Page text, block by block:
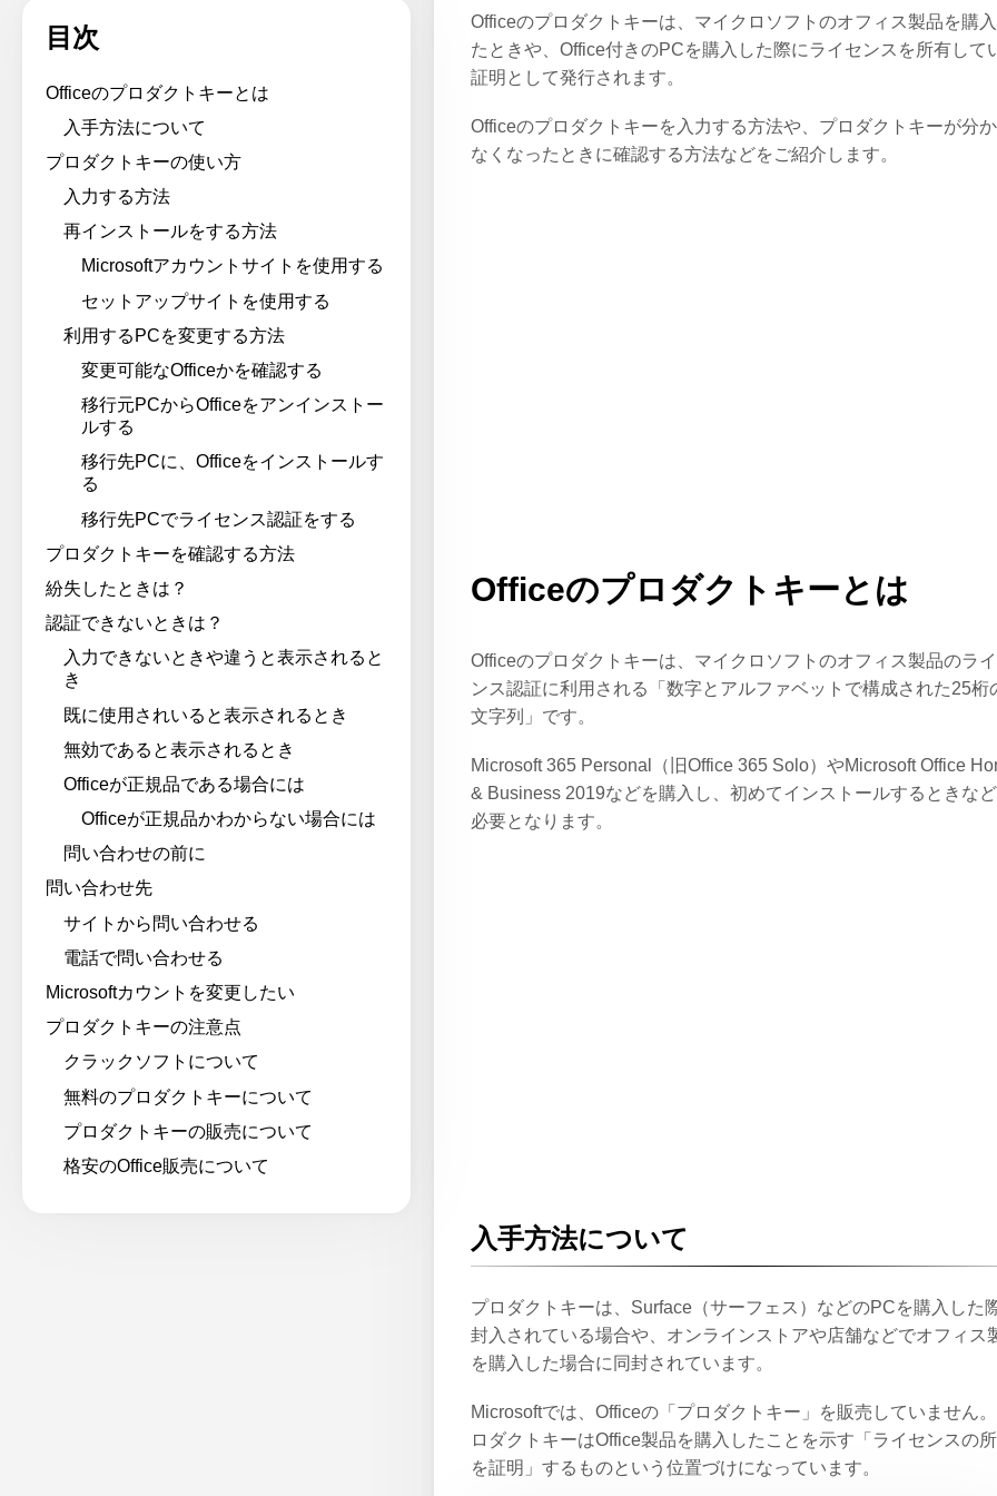
目次
Officeのプロダクトキーとは
入手方法について
プロダクトキーの使い方
入力する方法
再インストールをする方法
Microsoftアカウントサイトを使用する
セットアップサイトを使用する
利用するPCを変更する方法
変更可能なOfficeかを確認する
移行元PCからOfficeをアンインストー
ルする
移行先PCに、Officeをインストールす
る
移行先PCでライセンス認証をする
プロダクトキーを確認する方法
紛失したときは？
認証できないときは？
入力できないときや違うと表示されると
き
既に使用されいると表示されるとき
無効であると表示されるとき
Officeが正規品である場合には
Officeが正規品かわからない場合には
問い合わせの前に
問い合わせ先
サイトから問い合わせる
電話で問い合わせる
Microsoftカウントを変更したい
プロダクトキーの注意点
クラックソフトについて
無料のプロダクトキーについて
プロダクトキーの販売について
格安のOffice販売について
Officeのプロダクトキーは、マイクロソフトのオフィス製品を購
たときや、Office付きのPCを購入した際にライセンスを所有して
証明として発行されます。
Officeのプロダクトキーを入力する方法や、プロダクトキーが分
なくなったときに確認する方法などをご紹介します。
Officeのプロダクトキーとは
Officeのプロダクトキーは、マイクロソフトのオフィス製品のラ
ンス認証に利用される「数字とアルファベットで構成された25桁
文字列」です。
Microsoft 365 Personal（旧Office 365 Solo）やMicrosoft Office
& Business 2019などを購入し、初めてインストールするときな
必要となります。
入手方法について
プロダクトキーは、Surface（サーフェス）などのPCを購入した
封入されている場合や、オンラインストアや店舗などでオフィス
を購入した場合に同封されています。
Microsoftでは、Officeの「プロダクトキー」を販売していません
ロダクトキーはOffice製品を購入したことを示す「ライセンスの
を証明」するものという位置づけになっています。